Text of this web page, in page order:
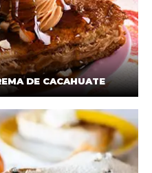
DE CACAHUATE